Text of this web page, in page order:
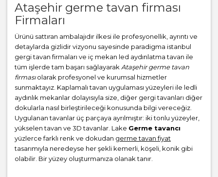
Ataşehir germe tavan firması
Firmaları
Ürünü sattıran ambalajıdır ilkesi ile profesyonellik, ayrıntı ve
detaylarda gizlidir vizyonu sayesinde paradigma istanbul
gergi tavan firmaları ve iç mekan led aydınlatma tavan ile
tüm işlerde tam başarı sağlayarak Ataşehir germe tavan
firmasıolarak profesyonel ve kurumsal hizmetler
sunmaktayız. Kaplamalı tavan uygulaması yüzeyleri ile ledli
aydınlık mekanlar dolayısıyla size, diğer gergi tavanları diğer
dokularla nasıl birleştirileceği konusunda bilgi vereceğiz.
Uygulanan tavanlar üç parçaya ayrılmıştır: iki tonlu yüzeyler,
yükselen tavan ve 3D tavanlar. Lake Germe tavancı
yüzlerce farklı renk ve dokudan germe tavan fiyat
tasarımıyla neredeyse her şekli kemerli, köşeli, konik gibi
olabilir. Bir yüzey oluşturmanıza olanak tanır.